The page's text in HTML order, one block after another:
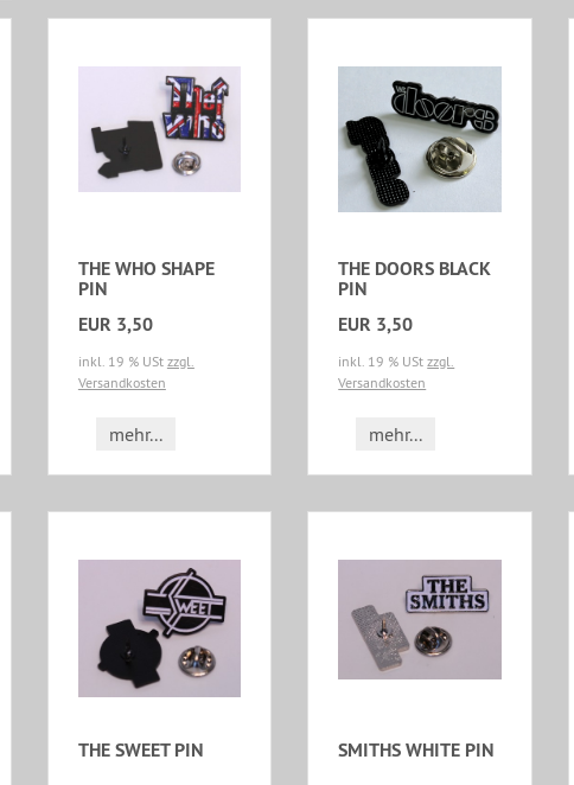
THE WHO SHAPE
PIN
EUR 3,50
inkl. 19 % USt zzgl.
Versandkosten
mehr...
THE DOORS BLACK
PIN
EUR 3,50
inkl. 19 % UStzzgl.
Versandkosten
mehr...
THE SWEET PIN SMITHS WHITE PIN